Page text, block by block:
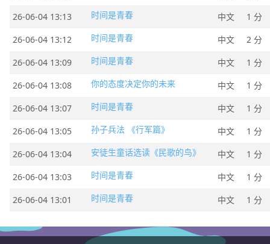
26-06-04 13:13
时间是青春 中文
1 分
26-06-04 13:12
时间是青春 中文
2 分
26-06-04 13:09
时间是青春 中文
1 分
26-06-04 13:08
你的态度决定你的未来 中文
1 分
26-06-04 13:07
时间是青春 中文
1 分
26-06-04 13:05
孙子兵法 《行军篇》 中文
1 分
26-06-04 13:04
安徒生童话选读《民歌的鸟》 中文
1 分
26-06-04 13:03
时间是青春 中文
1 分
26-06-04 13:01
时间是青春 中文 1 分